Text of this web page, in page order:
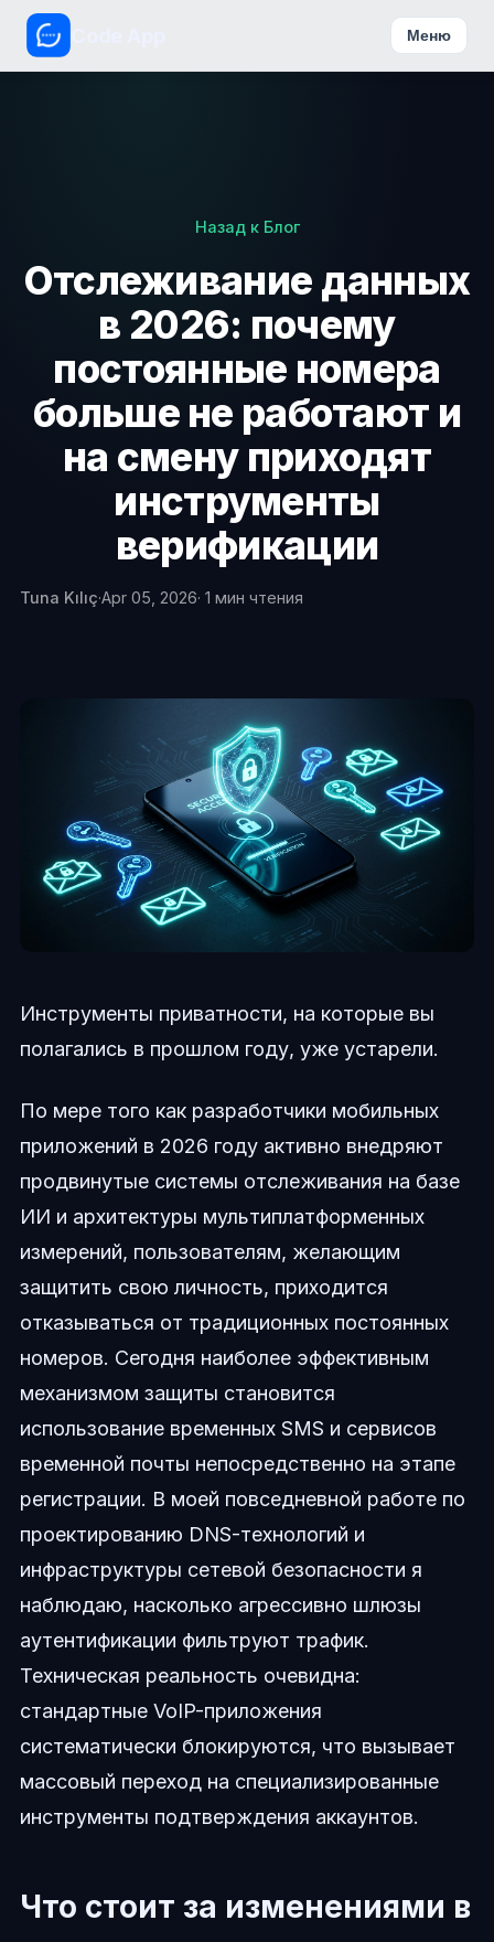
Меню
Назад к Блог
Отслеживание данных
в 2026: почему
постоянные номера
больше не работают и
на смену приходят
инструменты
верификации
Tuna Kılıç·Apr 05, 2026· 1 мин чтения
Инструменты приватности, на которые вы
полагались в прошлом году, уже устарели.
По мере того как разработчики мобильных
приложений в 2026 году активно внедряют
продвинутые системы отслеживания на базе
ИИ и архитектуры мультиплатформенных
измерений, пользователям, желающим
защитить свою личность, приходится
отказываться от традиционных постоянных
номеров. Сегодня наиболее эффективным
механизмом защиты становится
использование временных SMS и сервисов
временной почты непосредственно на этапе
регистрации. В моей повседневной работе по
проектированию DNS-технологий и
инфраструктуры сетевой безопасности я
наблюдаю, насколько агрессивно шлюзы
аутентификации фильтруют трафик.
Техническая реальность очевидна:
стандартные VoIP-приложения
систематически блокируются, что вызывает
массовый переход на специализированные
инструменты подтверждения аккаунтов.
Что стоит за изменениями в